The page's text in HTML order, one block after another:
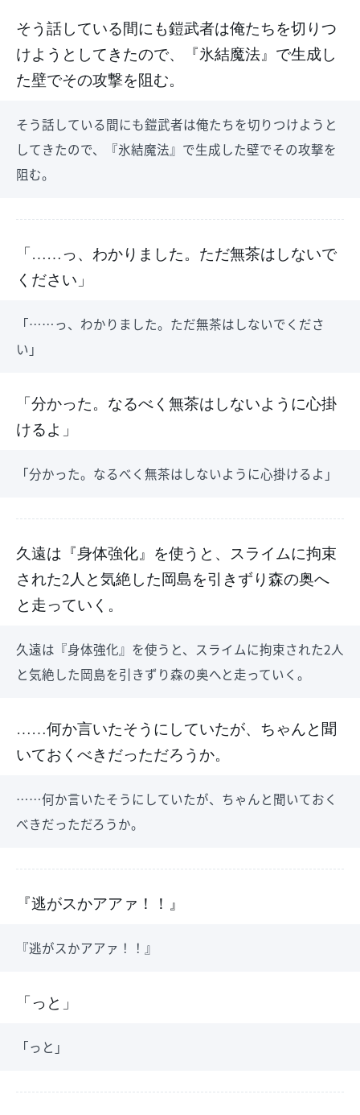
そう話している間にも鎧武者は俺たちを切りつ
けようとしてきたので、『氷結魔法』で生成し
た壁でその攻撃を阻む。
そう話している間にも鎧武者は俺たちを切りつけようと
してきたので、『氷結魔法』で生成した壁でその攻撃を
阻む。
「……っ、わかりました。ただ無茶はしないで
ください」
「……っ、わかりました。ただ無茶はしないでくださ
い」
「分かった。なるべく無茶はしないように心掛
けるよ」
「分かった。なるべく無茶はしないように心掛けるよ」
久遠は『身体強化』を使うと、スライムに拘束
された2人と気絶した岡島を引きずり森の奥へ
と走っていく。
久遠は『身体強化』を使うと、スライムに拘束された2人
と気絶した岡島を引きずり森の奥へと走っていく。
……何か言いたそうにしていたが、ちゃんと聞
いておくべきだっただろうか。
……何か言いたそうにしていたが、ちゃんと聞いておく
べきだっただろうか。
『逃がスかアアァ！！』
『逃がスかアアァ！！』
「っと」
「っと」